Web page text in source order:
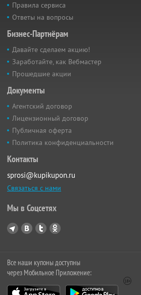
Правила сервиса
Ответы на вопросы
Бизнес-Партнёрам
Давайте сделаем акцию!
Заработайте, как Вебмастер
Прошедшие акции
Документы
Агентский договор
Лицензионный договор
Публичная оферта
Политика конфиденциальности
Контакты
sprosi@kupikupon.ru
Связаться с нами
Мы в Соцсетях
Все наши купоны доступны
через Мобильное Приложение: